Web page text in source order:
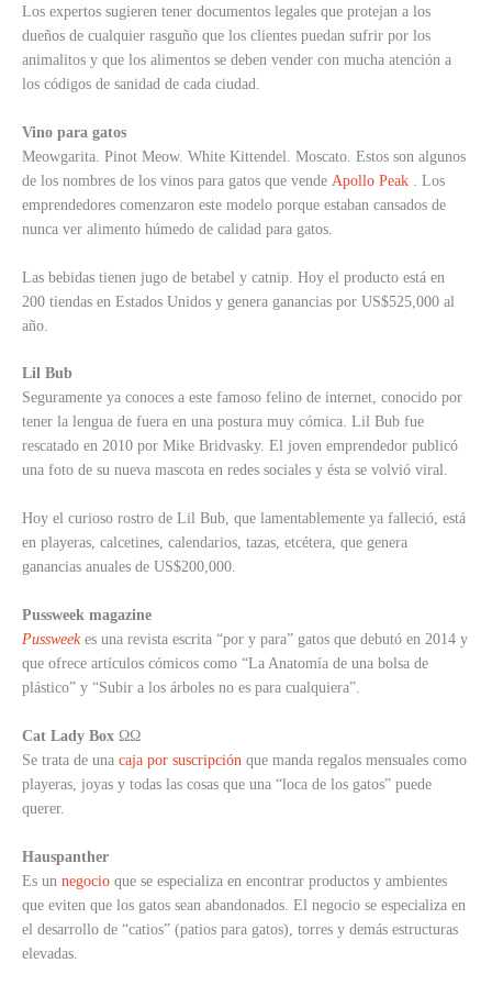
Los expertos sugieren tener documentos legales que protejan a los
dueños de cualquier rasguño que los clientes puedan sufrir por los
animalitos y que los alimentos se deben vender con mucha atención a
los códigos de sanidad de cada ciudad.
Vino para gatos
Meowgarita. Pinot Meow. White Kittendel. Moscato. Estos son algunos
de los nombres de los vinos para gatos que vende Apollo Peak
. Los
emprendedores comenzaron este modelo porque estaban cansados de
nunca ver alimento húmedo de calidad para gatos.
Las bebidas tienen jugo de betabel y catnip. Hoy el producto está en
200 tiendas en Estados Unidos y genera ganancias por US$525,000 al
año.
Lil Bub
Seguramente ya conoces a este famoso felino de internet, conocido por
tener la lengua de fuera en una postura muy cómica. Lil Bub fue
rescatado en 2010 por Mike Bridvasky. El joven emprendedor publicó
una foto de su nueva mascota en redes sociales y ésta se volvió viral.
Hoy el curioso rostro de Lil Bub, que lamentablemente ya falleció, está
en playeras, calcetines, calendarios, tazas, etcétera, que genera
ganancias anuales de US$200,000.
Pussweek magazine
Pussweek es una revista escrita “por y para” gatos que debutó en 2014 y
que ofrece artículos cómicos como “La Anatomía de una bolsa de
plástico” y “Subir a los árboles no es para cualquiera”.
Cat Lady Box ΩΩ
Se trata de una caja por suscripción que manda regalos mensuales como
playeras, joyas y todas las cosas que una “loca de los gatos” puede
querer.
Hauspanther
Es un negocio que se especializa en encontrar productos y ambientes
que eviten que los gatos sean abandonados. El negocio se especializa en
el desarrollo de “catios” (patios para gatos), torres y demás estructuras
elevadas.